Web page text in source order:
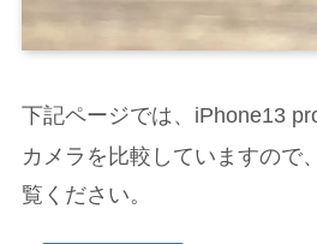
下記ページでは、iPhone13
カメラを比較していますので
覧ください。